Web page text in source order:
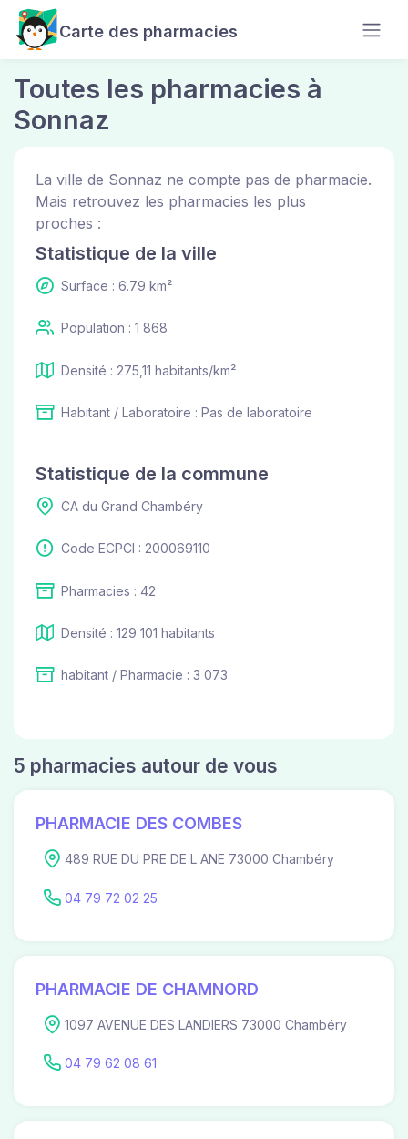
Carte des pharmacies
Toutes les pharmacies à
Sonnaz
La ville de Sonnaz ne compte pas de pharmacie.
Mais retrouvez les pharmacies les plus
proches :
Statistique de la ville
Surface : 6.79 km²
Population : 1 868
Densité : 275,11 habitants/km²
Habitant / Laboratoire : Pas de laboratoire
Statistique de la commune
CA du Grand Chambéry
Code ECPCI : 200069110
Pharmacies : 42
Densité : 129 101 habitants
habitant / Pharmacie : 3 073
5 pharmacies autour de vous
PHARMACIE DES COMBES
489 RUE DU PRE DE L ANE 73000 Chambéry
04 79 72 02 25
PHARMACIE DE CHAMNORD
1097 AVENUE DES LANDIERS 73000 Chambéry
04 79 62 08 61